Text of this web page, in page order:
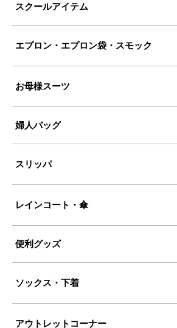
スクールアイテム
エプロン・エプロン袋・スモック
お母様スーツ
婦人バッグ
スリッパ
レインコート・傘
便利グッズ
ソックス・下着
アウトレットコーナー